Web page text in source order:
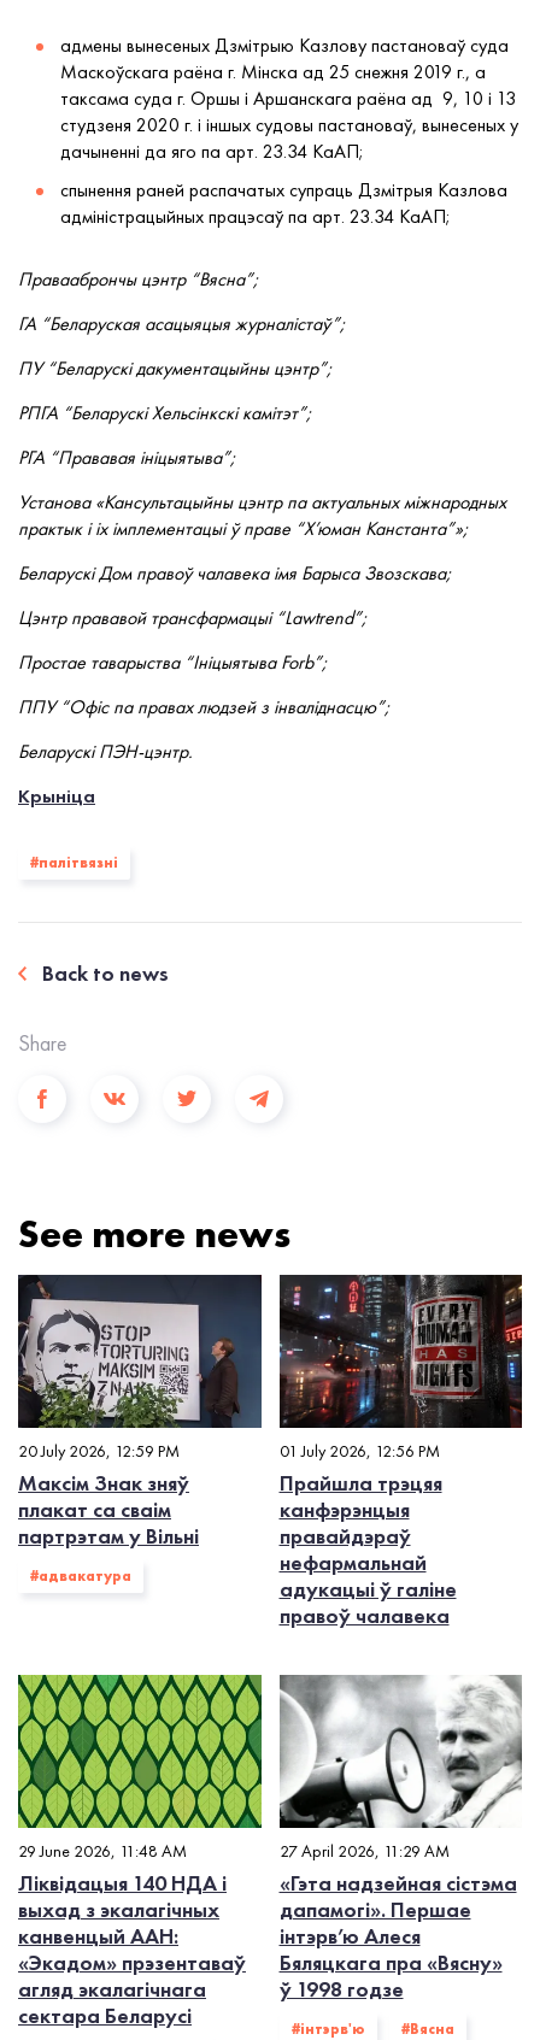
адмены вынесеных Дзмітрыю Казлову пастановаў суда
Маскоўскага раёна г. Мінска ад 25 снежня 2019 г., а
таксама суда г. Оршы і Аршанскага раёна ад 9, 10 і 13
студзеня 2020 г. і іншых судовы пастановаў, вынесеных у
дачыненні да яго па арт. 23.34 КаАП;
спынення раней распачатых супраць Дзмітрыя Казлова
адміністрацыйных працэсаў па арт. 23.34 КаАП;
Праваабрончы цэнтр “Вясна”;
ГА “Беларуская асацыяцыя журналістаў”;
ПУ “Беларускі дакументацыйны цэнтр”;
РПГА “Беларускі Хельсінкскі камітэт”;
РГА “Прававая ініцыятыва”;
Установа «Кансультацыйны цэнтр па актуальных міжнародных
практык і іх імплементацыі ў праве “Х’юман Канстанта”»;
Беларускі Дом правоў чалавека імя Барыса Звозскава;
Цэнтр прававой трансфармацыі “Lawtrend”;
Простае таварыства “Ініцыятыва Forb”;
ППУ “Офіс па правах людзей з інваліднасцю”;
Беларускі ПЭН-цэнтр.
Крыніца
#палiтвязнi
Back to news
Share
See more news
20 July 2026, 12:59 PM
Максім Знак зняў
плакат са сваім
партрэтам у Вільні
#адвакатура
01 July 2026, 12:56 PM
Прайшла трэцяя
канфэрэнцыя
правайдэраў
нефармальнай
адукацыі ў галіне
правоў чалавека
29 June 2026, 11:48 AM
Ліквідацыя 140 НДА і
выхад з экалагiчных
канвенцый ААН:
«Экадом» прэзентаваў
агляд экалагічнага
сектара Беларусі
27 April 2026, 11:29 AM
«Гэта надзейная сістэма
дапамогі». Першае
інтэрв’ю Алеся
Бяляцкага пра «Вясну»
ў 1998 годзе
#інтэрв'ю #Вясна